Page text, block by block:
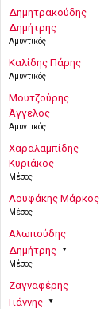
Δημητρακούδης
Δημήτρης
Αμυντικός
Καλίδης Πάρης
Αμυντικός
Μουτζούρης
Άγγελος
Αμυντικός
Χαραλαμπίδης
Κυριάκος
Μέσος
Λουφάκης Μάρκος
Μέσος
Αλωπούδης
Δημήτρης
Μέσος
Ζαγναφέρης
Γιάννης